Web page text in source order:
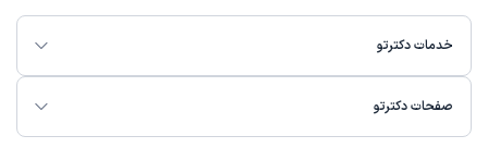
خدمات دکترتو
صفحات دکترتو